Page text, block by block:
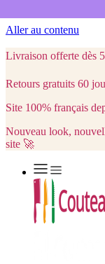
Aller au contenu
Livraison offerte dès
Retours gratuits 60
Site 100% français
Nouveau look,
site 🚀